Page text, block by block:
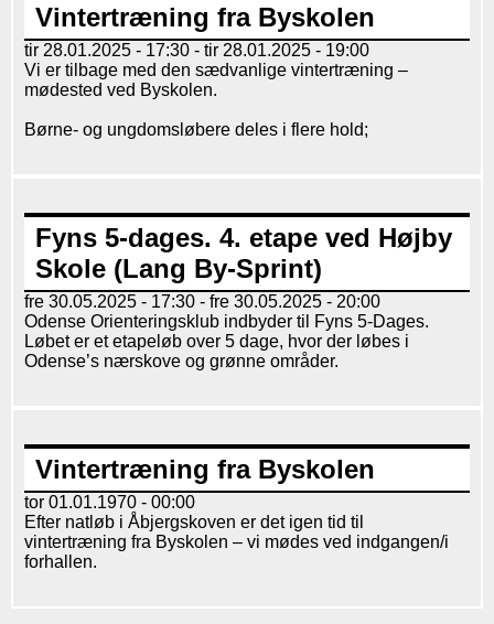
Vintertræning fra Byskolen
tir 28.01.2025 - 17:30 - tir 28.01.2025 - 19:00
Vi er tilbage med den sædvanlige vintertræning –
mødested ved Byskolen.
Børne- og ungdomsløbere deles i flere hold;
Fyns 5-dages. 4. etape ved Højby
Skole (Lang By-Sprint)
fre 30.05.2025 - 17:30 - fre 30.05.2025 - 20:00
Odense Orienteringsklub indbyder til Fyns 5-Dages.
Løbet er et etapeløb over 5 dage, hvor der løbes i
Odense’s nærskove og grønne områder.
Vintertræning fra Byskolen
tor 01.01.1970 - 00:00
Efter natløb i Åbjergskoven er det igen tid til
vintertræning fra Byskolen – vi mødes ved indgangen/i
forhallen.